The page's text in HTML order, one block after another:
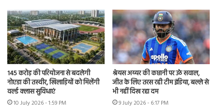
145 करोड़ की परियोजना से बदलेगी
नोएडा की तस्वीर, खिलाड़ियों को मिलेंगी
वर्ल्ड क्लास सुविधाएं
10 July 2026 - 1:59 PM
श्रेयस अय्यर की कप्तानी पर उठे सवाल,
जीत के लिए तरस रही टीम इंडिया, बल्ले से
भी नहीं दिख रहा दम
9 July 2026 - 6:17 PM